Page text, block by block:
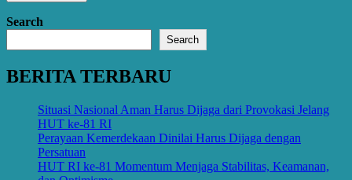
Search
Search
BERITA TERBARU
Situasi Nasional Aman Harus Dijaga dari Provokasi Jelang
HUT ke-81 RI
Perayaan Kemerdekaan Dinilai Harus Dijaga dengan
Persatuan
HUT RI ke-81 Momentum Menjaga Stabilitas, Keamanan,